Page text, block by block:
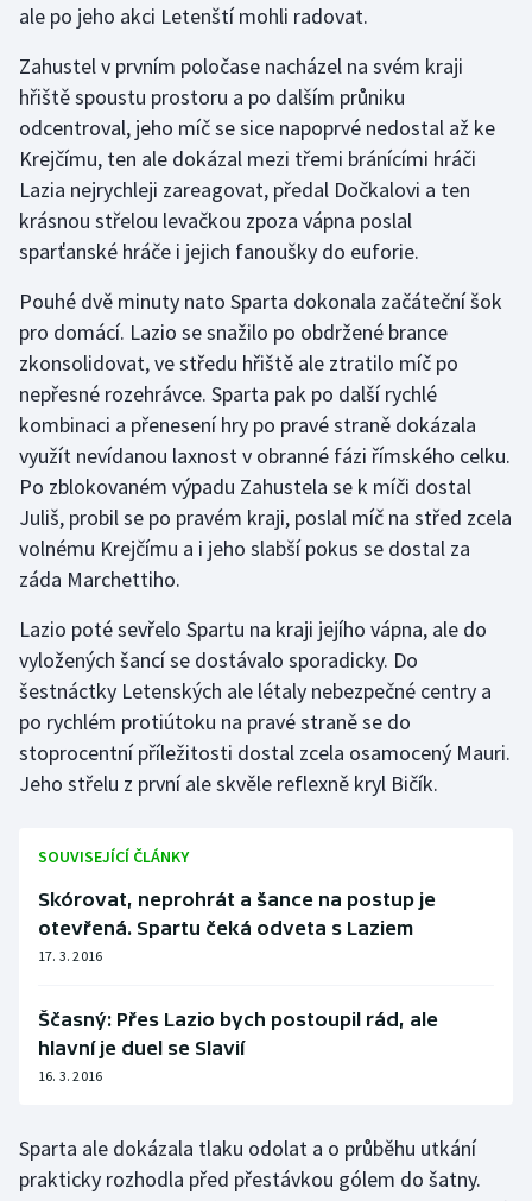
ale po jeho akci Letenští mohli radovat.
Zahustel v prvním poločase nacházel na svém kraji
hřiště spoustu prostoru a po dalším průniku
odcentroval, jeho míč se sice napoprvé nedostal až ke
Krejčímu, ten ale dokázal mezi třemi bránícími hráči
Lazia nejrychleji zareagovat, předal Dočkalovi a ten
krásnou střelou levačkou zpoza vápna poslal
sparťanské hráče i jejich fanoušky do euforie.
Pouhé dvě minuty nato Sparta dokonala začáteční šok
pro domácí. Lazio se snažilo po obdržené brance
zkonsolidovat, ve středu hřiště ale ztratilo míč po
nepřesné rozehrávce. Sparta pak po další rychlé
kombinaci a přenesení hry po pravé straně dokázala
využít nevídanou laxnost v obranné fázi římského celku.
Po zblokovaném výpadu Zahustela se k míči dostal
Juliš, probil se po pravém kraji, poslal míč na střed zcela
volnému Krejčímu a i jeho slabší pokus se dostal za
záda Marchettiho.
Lazio poté sevřelo Spartu na kraji jejího vápna, ale do
vyložených šancí se dostávalo sporadicky. Do
šestnáctky Letenských ale létaly nebezpečné centry a
po rychlém protiútoku na pravé straně se do
stoprocentní příležitosti dostal zcela osamocený Mauri.
Jeho střelu z první ale skvěle reflexně kryl Bičík.
SOUVISEJÍCÍ ČLÁNKY
Skórovat, neprohrát a šance na postup je
otevřená. Spartu čeká odveta s Laziem
17. 3. 2016
Ščasný: Přes Lazio bych postoupil rád, ale
hlavní je duel se Slavií
16. 3. 2016
Sparta ale dokázala tlaku odolat a o průběhu utkání
prakticky rozhodla před přestávkou gólem do šatny.